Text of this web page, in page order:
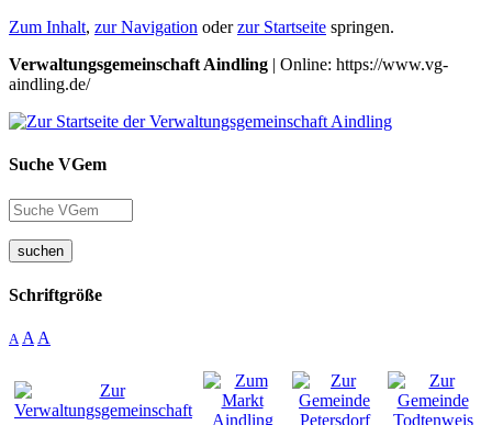
Zum Inhalt, zur Navigation oderzur Startseite springen.
Verwaltungsgemeinschaft Aindling | Online: https://www.vg-
aindling.de/
Suche VGem
suchen
Schriftgröße
A A A